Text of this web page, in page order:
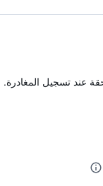
عند تسجيل المغادرة.